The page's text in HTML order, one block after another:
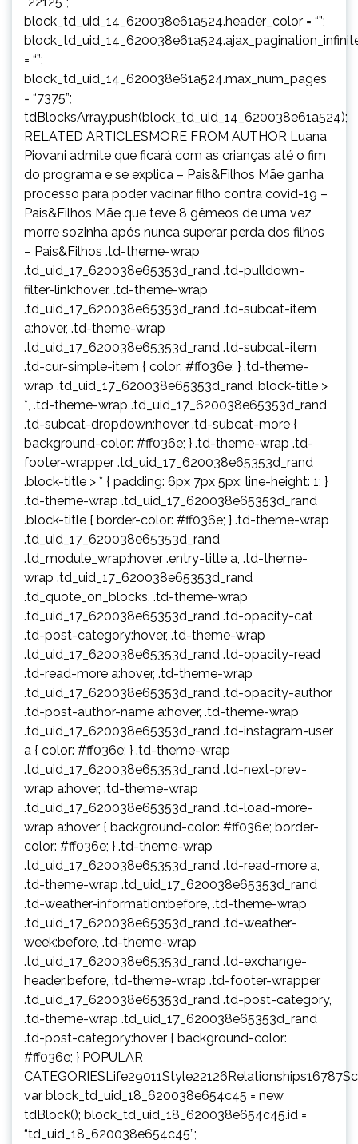
block_td_uid_14_620038e61a524.header_color = “”;
= “”;
block_td_uid_14_620038e61a524.max_num_pages
= “7375”;
tdBlocksArray.push(block_td_uid_14_620038e61a524);
RELATED ARTICLESMORE FROM AUTHOR Luana
Piovani admite que ficará com as crianças até o fim
do programa e se explica – Pais&Filhos Mãe ganha
processo para poder vacinar filho contra covid-19 –
Pais&Filhos Mãe que teve 8 gêmeos de uma vez
morre sozinha após nunca superar perda dos filhos
– Pais&Filhos .td-theme-wrap
.td_uid_17_620038e65353d_rand .td-pulldown-
filter-link:hover, .td-theme-wrap
.td_uid_17_620038e65353d_rand .td-subcat-item
a:hover, .td-theme-wrap
.td_uid_17_620038e65353d_rand .td-subcat-item
.td-cur-simple-item { color: #ff036e; } .td-theme-
wrap .td_uid_17_620038e65353d_rand .block-title >
*, .td-theme-wrap .td_uid_17_620038e65353d_rand
.td-subcat-dropdown:hover .td-subcat-more {
background-color: #ff036e; } .td-theme-wrap .td-
footer-wrapper .td_uid_17_620038e65353d_rand
.block-title > * { padding: 6px 7px 5px; line-height: 1; }
.td-theme-wrap .td_uid_17_620038e65353d_rand
.block-title { border-color: #ff036e; } .td-theme-wrap
.td_uid_17_620038e65353d_rand
.td_module_wrap:hover .entry-title a, .td-theme-
wrap .td_uid_17_620038e65353d_rand
.td_quote_on_blocks, .td-theme-wrap
.td_uid_17_620038e65353d_rand .td-opacity-cat
.td-post-category:hover, .td-theme-wrap
.td_uid_17_620038e65353d_rand .td-opacity-read
.td-read-more a:hover, .td-theme-wrap
.td_uid_17_620038e65353d_rand .td-opacity-author
.td-post-author-name a:hover, .td-theme-wrap
.td_uid_17_620038e65353d_rand .td-instagram-user
a { color: #ff036e; } .td-theme-wrap
.td_uid_17_620038e65353d_rand .td-next-prev-
wrap a:hover, .td-theme-wrap
.td_uid_17_620038e65353d_rand .td-load-more-
wrap a:hover { background-color: #ff036e; border-
color: #ff036e; } .td-theme-wrap
.td_uid_17_620038e65353d_rand .td-read-more a,
.td-theme-wrap .td_uid_17_620038e65353d_rand
.td-weather-information:before, .td-theme-wrap
.td_uid_17_620038e65353d_rand .td-weather-
week:before, .td-theme-wrap
.td_uid_17_620038e65353d_rand .td-exchange-
header:before, .td-theme-wrap .td-footer-wrapper
.td_uid_17_620038e65353d_rand .td-post-category,
.td-theme-wrap .td_uid_17_620038e65353d_rand
.td-post-category:hover { background-color:
#ff036e; } POPULAR
var block_td_uid_18_620038e654c45 = new
tdBlock(); block_td_uid_18_620038e654c45.id =
“td_uid_18_620038e654c45”;